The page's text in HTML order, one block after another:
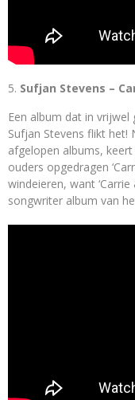
Sufjan Stevens –
Een album dat in
Sufjan Stevens flikt het!
afgelopen albums,
ouders opgedragen
windeieren, want
songwriter album van